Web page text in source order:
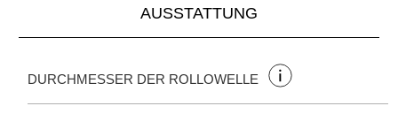
AUSSTATTUNG
DURCHMESSER DER ROLLOWELLE